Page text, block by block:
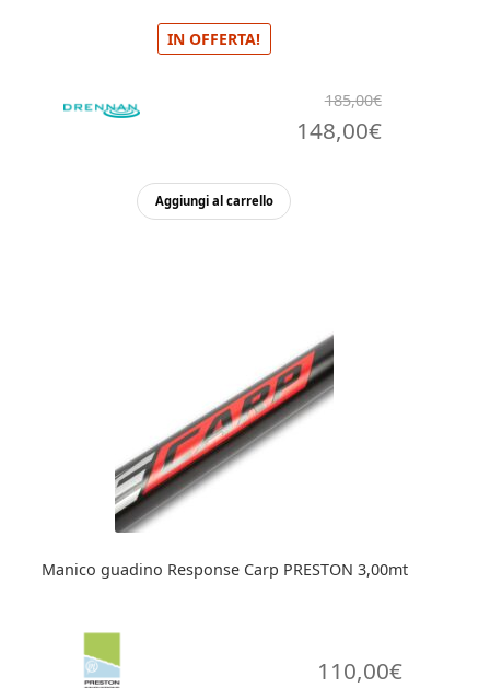
IN OFFERTA!
185,00€
originale
148,00€Il
Aggiungi al carrello
Manico guadino Response Carp PRESTON 3,00mt
110,00€